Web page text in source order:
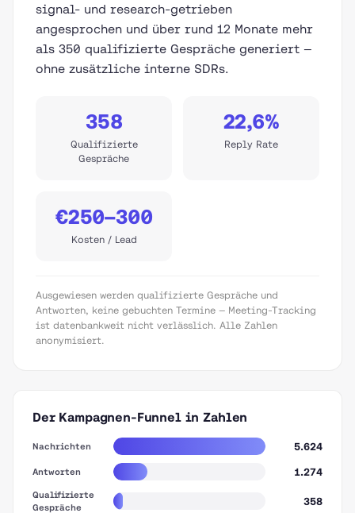
signal- und research-getrieben
angesprochen und über rund 12 Monate mehr
als 350 qualifizierte Gespräche generiert —
ohne zusätzliche interne SDRs.
358
Qualifizierte
Gespräche
22,6%
Reply Rate
€250–300
Kosten / Lead
Ausgewiesen werden qualifizierte Gespräche und
Antworten, keine gebuchten Termine — Meeting-Tracking
ist datenbankweit nicht verlässlich. Alle Zahlen
anonymisiert.
Der Kampagnen-Funnel in Zahlen
Nachrichten 5.624
Antworten 1.274
Qualifizierte
Gespräche
358